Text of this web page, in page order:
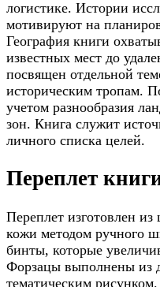
логистике. Истории
мотивируют на
География книги
известных мест до
посвящен отдельной
историческим тропам.
учетом разнообразия
зон. Книга служит
личного списка целей.
Переплет
Переплет изготовлен из
кожи методом ручного
бинты, которые
Форзацы выполнены из
тематическим